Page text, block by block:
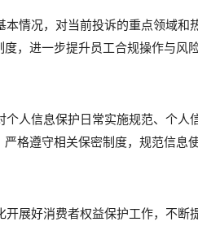
情况，对当前投诉的重点领域
，进一步提升员工合规操作与风险
人信息保护日常实施规范、个
格遵守相关保密制度，规范信息使
展好消费者权益保护工作，不